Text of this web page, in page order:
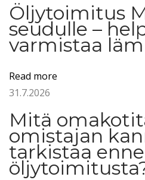
v
o
l
–
n
o
p
e
a
Öljytoimitus
seudulle –
varmistaa
Read more
31.7.2026
Mitä
omistajan
tarkistaa